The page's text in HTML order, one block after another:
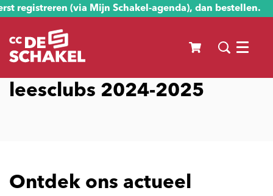
registreren (via Mijn Schakel-agenda), dan bestellen.
Menu
leesclubs 2024-2025
Ontdek ons actueel